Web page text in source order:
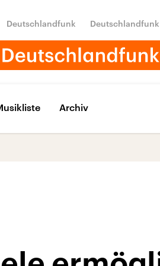
Deutschlandfunk Deutschlandfunk
Archiv